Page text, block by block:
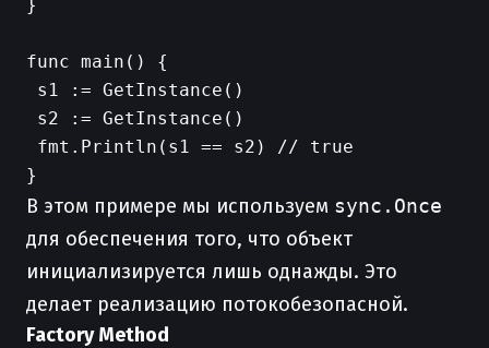
}
func main() {
s1 := GetInstance()
s2 := GetInstance()
fmt.Println(s1 == s2) // true
В этом примере мы используем sync.Once
для обеспечения того, что объект
инициализируется лишь однажды. Это
делает реализацию потокобезопасной.
Factory Method